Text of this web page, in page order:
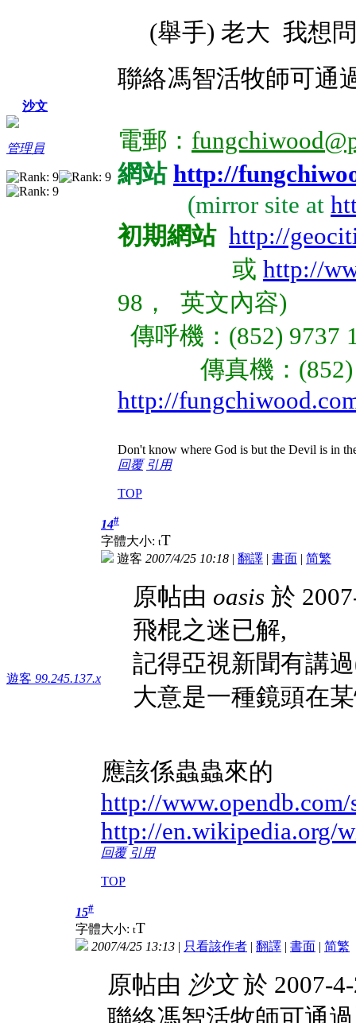
沙文
管理員
(舉手) 老大 我想
聯絡馮智活牧師可通
電郵：
網站 http://
(mirror site at
初期網站 http://
或 http://
98， 英文內容)
傳呼機：(852)
傳真機：
http://
Don't know where God is but the Devil is in
回覆 引用
TOP
遊客 99.245.137.x
14#
字體大小: tT
遊客 2007/4/25 10:18 | 翻譯 | 書面 | 简繁
原帖由 oasis 於
飛棍之迷已解,
記得亞視新聞有講
大意是一種鏡頭在
應該係蟲蟲來的
http://www.opendb.com/
http://en.wikipedia.org/
回覆 引用
TOP
15#
字體大小: tT
2007/4/25 13:13 | 只看該作者 | 翻譯 | 書面 | 简繁
原帖由 沙文於 2007-